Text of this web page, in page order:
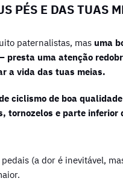
PÉS E DAS TUAS
paternalistas, mas uma
presta uma atenção
a vida das tuas meias.
ciclismo de boa
tornozelos e parte inferior
(a dor é inevitável,